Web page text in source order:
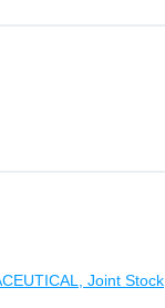
Joint Stock